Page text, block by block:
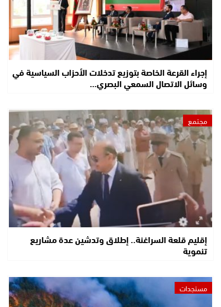
إجراء القرعة الخاصة بتوزيع تدخلات الأحزاب السياسية في
وسائل الاتصال السمعي البصري…
مجتمع
إقليم قلعة السراغنة.. إطلاق وتدشين عدة مشاريع
تنموية
مستجدات